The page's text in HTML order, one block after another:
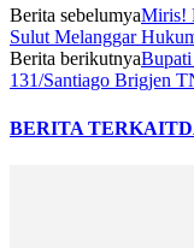
Berita sebelumyaMiris!
Sulut Melanggar
Berita berikutnya
131/Santiago Brigjen
BERITA TERKAIT